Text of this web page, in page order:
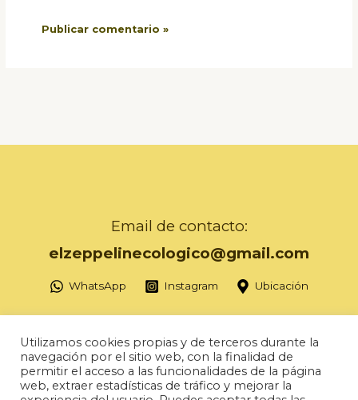
Email de contacto:
elzeppelinecologico@gmail.com
WhatsApp Instagram Ubicación
Copyright © 2026 Herbolario Zeppelin
Utilizamos cookies propias y de terceros durante la
navegación por el sitio web, con la finalidad de
permitir el acceso a las funcionalidades de la página
web, extraer estadísticas de tráfico y mejorar la